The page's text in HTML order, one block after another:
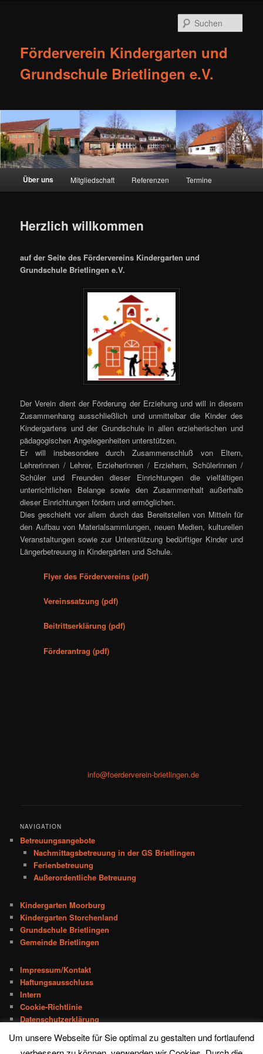
Förderverein Kindergarten und
Grundschule Brietlingen e.V.
Hauptmenü
Zum
wechseln
Über uns Mitgliedschaft Referenzen Termine
Herzlich willkommen
auf der Seite des Fördervereins Kindergarten und
Grundschule Brietlingen e.V.
Der Verein dient der Förderung der Erziehung und will in diesem
Zusammenhang ausschließlich und unmittelbar die Kinder des
Kindergartens und der Grundschule in allen erzieherischen und
pädagogischen Angelegenheiten unterstützen.
Er will insbesondere durch Zusammenschluß von Eltern,
Lehrerinnen / Lehrer, Erzieherinnen / Erziehern, Schülerinnen /
Schüler und Freunden dieser Einrichtungen die vielfältigen
unterrichtlichen Belange sowie den Zusammenhalt außerhalb
dieser Einrichtungen fördern und ermöglichen.
Dies geschieht vor allem durch das Bereitstellen von Mitteln für
den Aufbau von Materialsammlungen, neuen Medien, kulturellen
Veranstaltungen sowie zur Unterstützung bedürftiger Kinder und
Längerbetreuung in Kindergärten und Schule.
Flyer des Fördervereins (pdf)
Vereinssatzung (pdf)
Beitrittserklärung (pdf)
Förderantrag (pdf)
info@foerderverein-brietlingen.de
NAVIGATION
Betreuungsangebote
Nachmittagsbetreuung in der GS Brietlingen
Ferienbetreuung
Außerordentliche Betreuung
Kindergarten Moorburg
Kindergarten Storchenland
Grundschule Brietlingen
Gemeinde Brietlingen
Impressum/Kontakt
Haftungsausschluss
Intern
Cookie-Richtlinie
Datenschutzerklärung
Um unsere Webseite für Sie optimal zu gestalten und fortlaufend